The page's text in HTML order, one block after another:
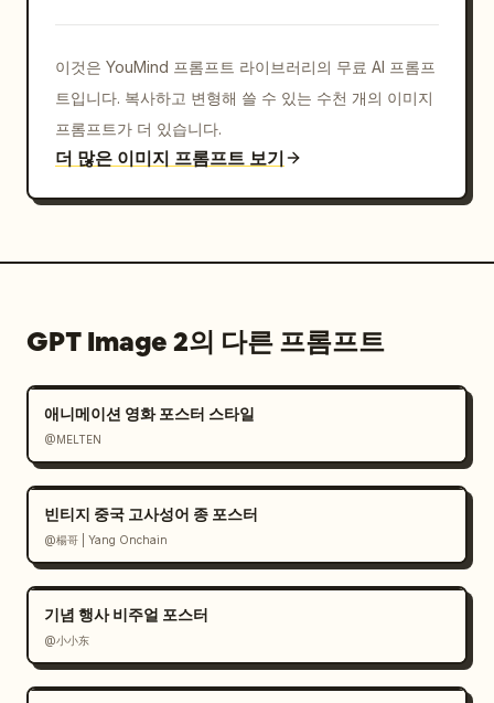
이것은 YouMind 프롬프트 라이브러리의 무료 AI 프롬프
트입니다. 복사하고 변형해 쓸 수 있는 수천 개의 이미지
프롬프트가 더 있습니다.
더 많은 이미지 프롬프트 보기
GPT Image 2의 다른 프롬프트
애니메이션 영화 포스터 스타일
@MELTEN
빈티지 중국 고사성어 종 포스터
@楊哥 | Yang Onchain
기념 행사 비주얼 포스터
@小小东